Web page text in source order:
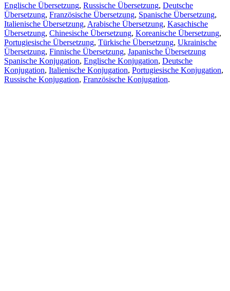
Englische Übersetzung, Russische Übersetzung, Deutsche
Übersetzung, Französische Übersetzung, Spanische Übersetzung,
Italienische Übersetzung, Arabische Übersetzung, Kasachische
Übersetzung, Chinesische Übersetzung, Koreanische Übersetzung,
Portugiesische Übersetzung, Türkische Übersetzung, Ukrainische
Übersetzung, Finnische Übersetzung, Japanische Übersetzung
Spanische Konjugation, Englische Konjugation, Deutsche
Konjugation, Italienische Konjugation, Portugiesische Konjugation,
Russische Konjugation, Französische Konjugation.